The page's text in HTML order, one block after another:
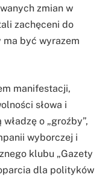
zmian w
zachęceni do
ma być wyrazem
manifestacji,
słowa i
o „groźby”,
wyborczej i
klubu „Gazety
dla polityków